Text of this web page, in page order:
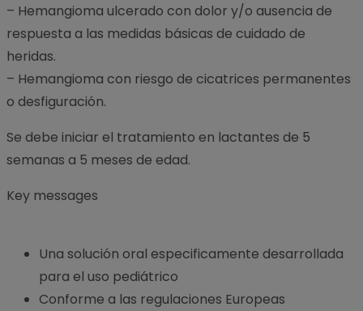
– Hemangioma ulcerado con dolor y/o ausencia de
respuesta a las medidas básicas de cuidado de
heridas.
– Hemangioma con riesgo de cicatrices permanentes
o desfiguración.
Se debe iniciar el tratamiento en lactantes de 5
semanas a 5 meses de edad.
Key messages
Una solución oral especificamente desarrollada
para el uso pediátrico
Conforme a las regulaciones Europeas